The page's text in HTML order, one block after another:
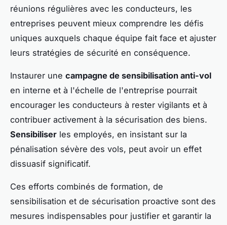
réunions régulières avec les conducteurs, les
entreprises peuvent mieux comprendre les défis
uniques auxquels chaque équipe fait face et ajuster
leurs stratégies de sécurité en conséquence.
Instaurer une campagne de sensibilisation anti-vol
en interne et à l'échelle de l'entreprise pourrait
encourager les conducteurs à rester vigilants et à
contribuer activement à la sécurisation des biens.
Sensibiliser les employés, en insistant sur la
pénalisation sévère des vols, peut avoir un effet
dissuasif significatif.
Ces efforts combinés de formation, de
sensibilisation et de sécurisation proactive sont des
mesures indispensables pour justifier et garantir la